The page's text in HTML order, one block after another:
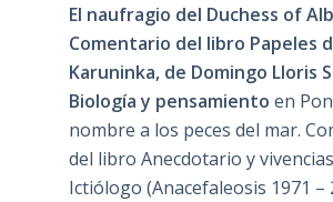
El naufragio del Duchess of
Comentario del libro Papeles
Karuninka, de Domingo Lloris
Biología y pensamiento en
nombre a los peces del mar.
del libro Anecdotario y
Ictiólogo (Anacefaleosis 1971 –